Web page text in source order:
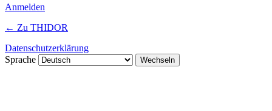
Anmelden
← Zu THIDOR
Datenschutzerklärung
Sprache